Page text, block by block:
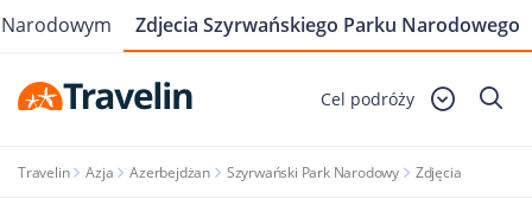
Cel podróży
Travelin Azja Azerbejdżan Szyrwański Park Narodowy Zdjęcia
Zdjecia Szyrwańskiego Parku Narodowego